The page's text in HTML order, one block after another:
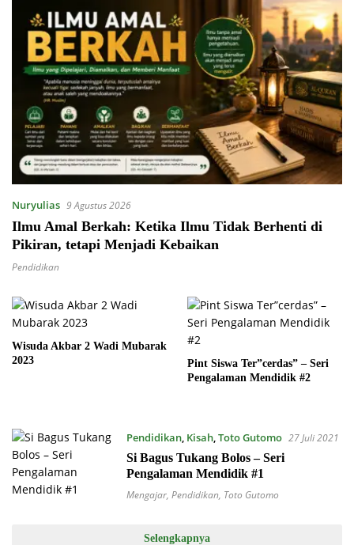
Nuryulias 9 Agustus 2026
Ilmu Amal Berkah: Ketika Ilmu Tidak Berhenti di
Pikiran, tetapi Menjadi Kebaikan
Pendidikan
Wisuda Akbar 2 Wadi Mubarak
2023
Pint Siswa Ter”cerdas” – Seri
Pengalaman Mendidik #2
Pendidikan, Kisah,Toto Gutomo 27 Juli 2021
Si Bagus Tukang Bolos – Seri
Pengalaman Mendidik #1
Mengajar, Pendidikan, Toto Gutomo
Selengkapnya